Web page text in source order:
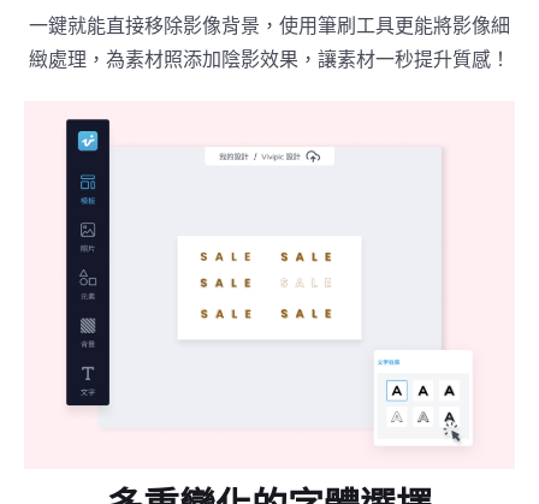
一鍵就能直接移除影像背景，使用筆刷工具更能將影像細
緻處理，為素材照添加陰影效果，讓素材一秒提升質感！